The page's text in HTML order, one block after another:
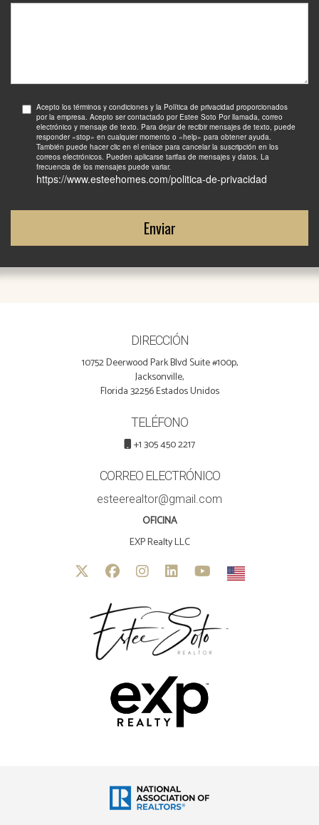
Acepto los términos y condiciones y la Política de privacidad proporcionados
por la empresa. Acepto ser contactado por Estee Soto Por llamada, correo
electrónico y mensaje de texto. Para dejar de recibir mensajes de texto, puede
responder «stop» en cualquier momento o «help» para obtener ayuda.
También puede hacer clic en el enlace para cancelar la suscripción en los
correos electrónicos. Pueden aplicarse tarifas de mensajes y datos. La
frecuencia de los mensajes puede variar.
https://www.esteehomes.com/politica-de-privacidad
Enviar
DIRECCIÓN
10752 Deerwood Park Blvd Suite #100p,
Jacksonville,
Florida 32256 Estados Unidos
TELÉFONO
+1 305 450 2217
CORREO ELECTRÓNICO
esteerealtor@gmail.com
OFICINA
EXP Realty LLC